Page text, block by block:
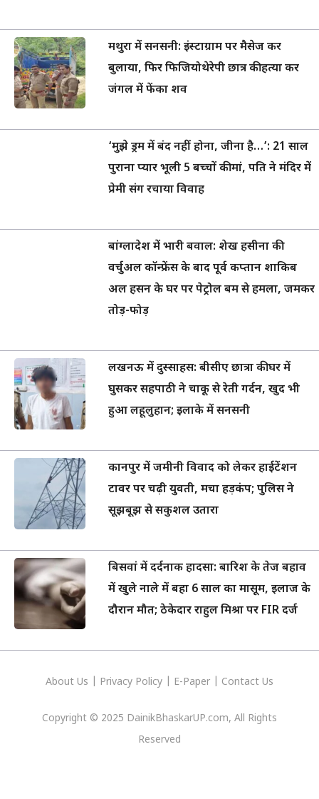
मथुरा में सनसनी: इंस्टाग्राम पर मैसेज कर
बुलाया, फिर फिजियोथेरेपी छात्र की हत्या कर
जंगल में फेंका शव
‘मुझे ड्रम में बंद नहीं होना, जीना है…’: 21 साल
पुराना प्यार भूली 5 बच्चों की मां, पति ने मंदिर में
प्रेमी संग रचाया विवाह
बांग्लादेश में भारी बवाल: शेख हसीना की
वर्चुअल कॉन्फ्रेंस के बाद पूर्व कप्तान शाकिब
अल हसन के घर पर पेट्रोल बम से हमला, जमकर
तोड़-फोड़
लखनऊ में दुस्साहस: बीसीए छात्रा की घर में
घुसकर सहपाठी ने चाकू से रेती गर्दन, खुद भी
हुआ लहूलुहान; इलाके में सनसनी
कानपुर में जमीनी विवाद को लेकर हाईटेंशन
टावर पर चढ़ी युवती, मचा हड़कंप; पुलिस ने
सूझबूझ से सकुशल उतारा
बिसवां में दर्दनाक हादसा: बारिश के तेज बहाव
में खुले नाले में बहा 6 साल का मासूम, इलाज के
दौरान मौत; ठेकेदार राहुल मिश्रा पर FIR दर्ज
About Us Privacy Policy E-Paper Contact Us
Copyright © 2025 DainikBhaskarUP.com, All Rights
Reserved